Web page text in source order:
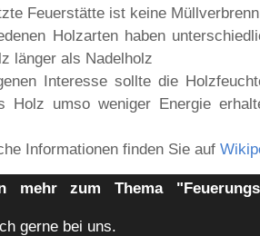
Feuerstätte ist keine
Holzarten haben
länger als Nadelholz
Interesse sollte die
Holz umso weniger Energie
Informationen finden Sie auf
mehr zum Thema
gerne bei uns.